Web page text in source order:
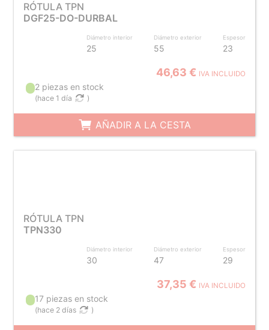
RÓTULA TPN
DGF25-DO-DURBAL
Diámetro interior
25
Diámetro exterior
55
Espesor
23
46,63 € IVA INCLUIDO
2 piezas en stock
(hace 1 día )
AÑADIR A LA CESTA
RÓTULA TPN
TPN330
Diámetro interior
30
Diámetro exterior
47
Espesor
29
37,35 € IVA INCLUIDO
17 piezas en stock
(hace 2 días )